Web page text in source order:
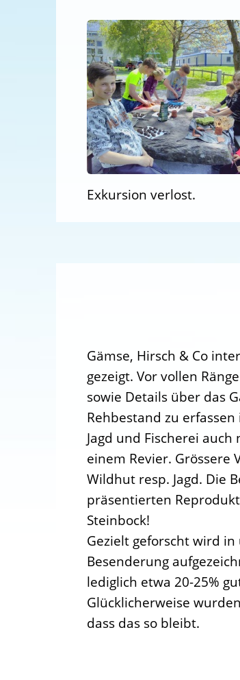
Exkursion verlost.
Gämse, Hirsch & Co
gezeigt. Vor vollen
sowie Details über das
Rehbestand zu
Jagd und Fischerei
einem Revier. Grössere
Wildhut resp. Jagd. Die
präsentierten
Steinbock!
Gezielt geforscht wird
Besenderung
lediglich etwa 20-25%
Glücklicherweise
dass das so bleibt.